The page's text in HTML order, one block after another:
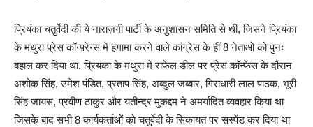
प्रियंका चतुर्वेदी की ये नाराज़गी पार्टी के अनुशासन समिति से थी, जिसने प्रियंका
के मथुरा प्रेस कॉन्फ़्रेन्स में हंगामा करने वाले कांग्रेस के हीं 8 नेताओं को पुनः
बहाल कर दिया था. प्रियंका के मथुरा में राफेल डील पर प्रेस कॉन्फेंस के दौरान
अशोक सिंह, उमेश पंडित, प्रताप सिंह, अब्दुल जब्बार, गिराधारी लाल पाठक, भूरी
सिंह जायस, प्रवीण ठाकुर और यतीन्द्र मुकद्दम ने अमर्यादित व्यवहार किया था
जिसके बाद सभी 8 कार्यकर्ताओं को चतुर्वेदी के सिकायत पर सस्पेंड कर दिया था